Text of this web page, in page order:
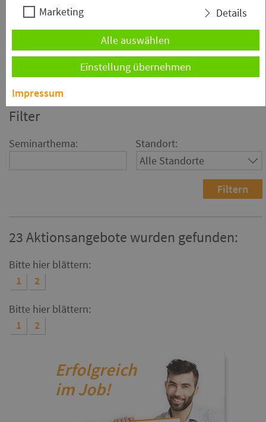
Die Anmeldung zu einem Aktions-Seminar ist
ausschließlich hier online möglich. Eine bereits erfolgte
Anmeldung kann nicht in eine Aktions-Anmeldung
umgewandelt werden. Der Aktions-Rabatt ist nicht mit
anderen Rabatten kombinierbar.
Filter
Seminarthema: Standort:
23 Aktionsangebote wurden gefunden:
Bitte hier blättern:
1
2
Bitte hier blättern:
1
2
Erfolgreich
im Job!
Marketing
Details
Alle auswählen
Einstellung übernehmen
Impressum